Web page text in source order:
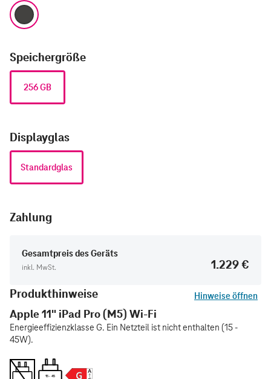
Speichergröße
256 GB
Displayglas
Standardglas
Zahlung
Gesamtpreis des Geräts
inkl. MwSt.
1.229 €
Produkthinweise
Hinweise öffnen
Apple 11" iPad Pro (M5) Wi-Fi
Energieeffizienzklasse G. Ein Netzteil ist nicht enthalten (15 -
45W).
15 - 45